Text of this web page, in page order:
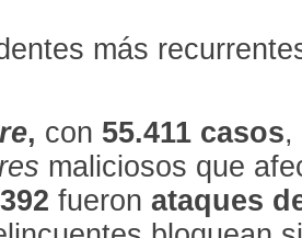
más
, con 55.411 casos,
maliciosos que
392 fueronataques